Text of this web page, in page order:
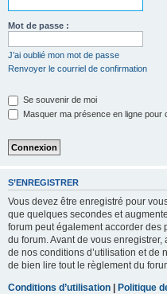
Mot de passe :
J’ai oublié mon mot de passe
Renvoyer le courriel de confirmation
Se souvenir de moi
Masquer ma présence en ligne pour
S’ENREGISTRER
Vous devez être enregistré pour
que quelques secondes et
forum peut également accorder
du forum. Avant de vous
de nos conditions d’utilisation et de
de bien lire tout le règlement du
Conditions d’utilisation | Politique